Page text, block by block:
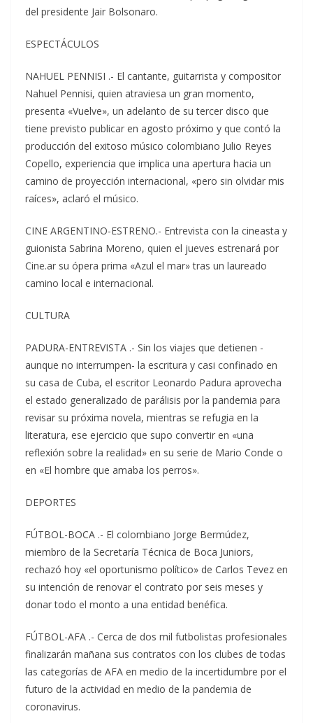
del presidente Jair Bolsonaro.
ESPECTÁCULOS
NAHUEL PENNISI .- El cantante, guitarrista y compositor
Nahuel Pennisi, quien atraviesa un gran momento,
presenta «Vuelve», un adelanto de su tercer disco que
tiene previsto publicar en agosto próximo y que contó la
producción del exitoso músico colombiano Julio Reyes
Copello, experiencia que implica una apertura hacia un
camino de proyección internacional, «pero sin olvidar mis
raíces», aclaró el músico.
CINE ARGENTINO-ESTRENO.- Entrevista con la cineasta y
guionista Sabrina Moreno, quien el jueves estrenará por
Cine.ar su ópera prima «Azul el mar» tras un laureado
camino local e internacional.
CULTURA
PADURA-ENTREVISTA .- Sin los viajes que detienen -
aunque no interrumpen- la escritura y casi confinado en
su casa de Cuba, el escritor Leonardo Padura aprovecha
el estado generalizado de parálisis por la pandemia para
revisar su próxima novela, mientras se refugia en la
literatura, ese ejercicio que supo convertir en «una
reflexión sobre la realidad» en su serie de Mario Conde o
en «El hombre que amaba los perros».
DEPORTES
FÚTBOL-BOCA .- El colombiano Jorge Bermúdez,
miembro de la Secretaría Técnica de Boca Juniors,
rechazó hoy «el oportunismo político» de Carlos Tevez en
su intención de renovar el contrato por seis meses y
donar todo el monto a una entidad benéfica.
FÚTBOL-AFA .- Cerca de dos mil futbolistas profesionales
finalizarán mañana sus contratos con los clubes de todas
las categorías de AFA en medio de la incertidumbre por el
futuro de la actividad en medio de la pandemia de
coronavirus.